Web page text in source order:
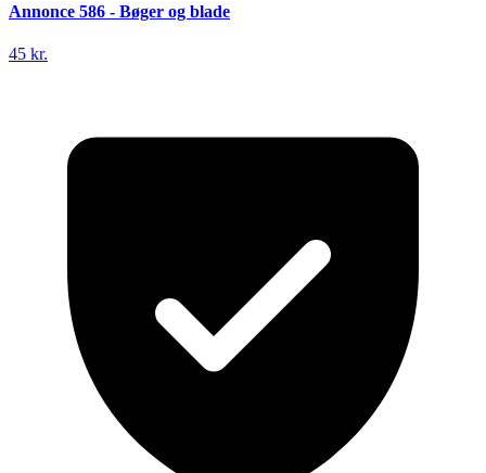
Annonce 586 - Bøger og blade
45 kr.